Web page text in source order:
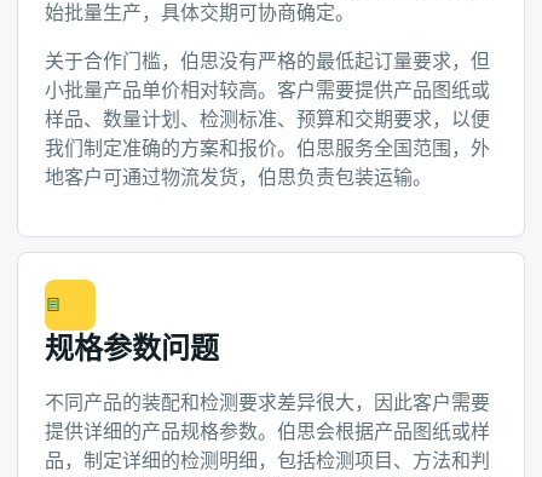
始批量生产，具体交期可协商确定。
关于合作门槛，伯思没有严格的最低起订量要求，但
小批量产品单价相对较高。客户需要提供产品图纸或
样品、数量计划、检测标准、预算和交期要求，以便
我们制定准确的方案和报价。伯思服务全国范围，外
地客户可通过物流发货，伯思负责包装运输。
规格参数问题
不同产品的装配和检测要求差异很大，因此客户需要
提供详细的产品规格参数。伯思会根据产品图纸或样
品，制定详细的检测明细，包括检测项目、方法和判